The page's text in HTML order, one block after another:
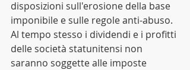
disposizioni sull'erosione della base
imponibile e sulle regole anti-abuso.
Al tempo stesso i dividendi e i profitti
delle società statunitensi non
saranno soggette alle imposte